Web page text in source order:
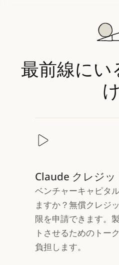
最前線にい
け
Claude クレジ
ベンチャーキャピタ
ますか？無償クレジ
限を申請できます。
トさせるためのトー
負担します。